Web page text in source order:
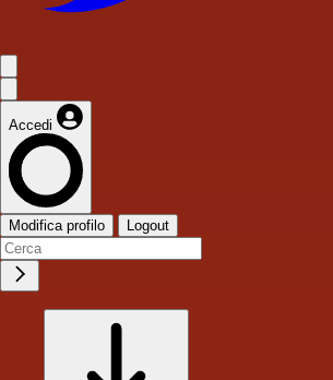
Accedi
Modifica profilo Logout